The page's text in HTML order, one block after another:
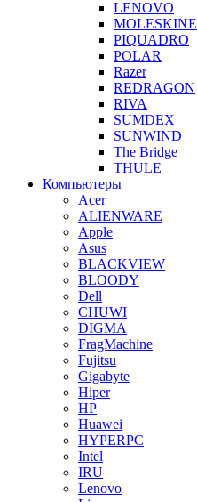
LENOVO
MOLESKINE
PIQUADRO
POLAR
Razer
REDRAGON
RIVA
SUMDEX
SUNWIND
The Bridge
THULE
Компьютеры
Acer
ALIENWARE
Apple
Asus
BLACKVIEW
BLOODY
Dell
CHUWI
DIGMA
FragMachine
Fujitsu
Gigabyte
Hiper
HP
Huawei
HYPERPC
Intel
IRU
Lenovo